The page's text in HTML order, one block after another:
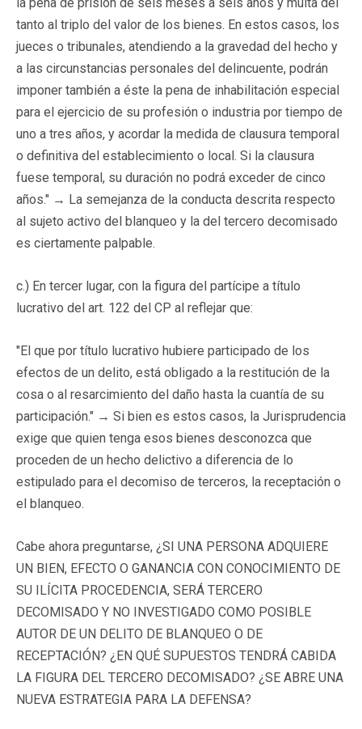
tanto al triplo del valor de los bienes. En estos casos, los
jueces o tribunales, atendiendo a la gravedad del hecho y
a las circunstancias personales del delincuente, podrán
imponer también a éste la pena de inhabilitación especial
para el ejercicio de su profesión o industria por tiempo de
uno a tres años, y acordar la medida de clausura temporal
o definitiva del establecimiento o local. Si la clausura
fuese temporal, su duración no podrá exceder de cinco
años." → La semejanza de la conducta descrita respecto
al sujeto activo del blanqueo y la del tercero decomisado
es ciertamente palpable.
c.) En tercer lugar, con la figura del partícipe a título
lucrativo del art. 122 del CP al reflejar que:
"El que por título lucrativo hubiere participado de los
efectos de un delito, está obligado a la restitución de la
cosa o al resarcimiento del daño hasta la cuantía de su
participación." → Si bien es estos casos, la Jurisprudencia
exige que quien tenga esos bienes desconozca que
proceden de un hecho delictivo a diferencia de lo
estipulado para el decomiso de terceros, la receptación o
el blanqueo.
Cabe ahora preguntarse, ¿SI UNA PERSONA ADQUIERE
UN BIEN, EFECTO O GANANCIA CON CONOCIMIENTO DE
SU ILÍCITA PROCEDENCIA, SERÁ TERCERO
DECOMISADO Y NO INVESTIGADO COMO POSIBLE
AUTOR DE UN DELITO DE BLANQUEO O DE
RECEPTACIÓN? ¿EN QUÉ SUPUESTOS TENDRÁ CABIDA
LA FIGURA DEL TERCERO DECOMISADO? ¿SE ABRE UNA
NUEVA ESTRATEGIA PARA LA DEFENSA?